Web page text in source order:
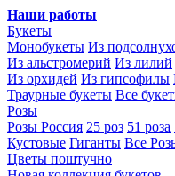
Наши работы
Букеты
Монобукеты Из
Из альстромерий Из лилий
Из орхидей Из гипсофилы
Траурные букеты Все
Розы
Розы Россия 25 роз 51 роза
Кустовые Гиганты Все
Цветы поштучно